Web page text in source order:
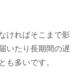
ければそこまで影
いたり長期間の遅
も多いです。